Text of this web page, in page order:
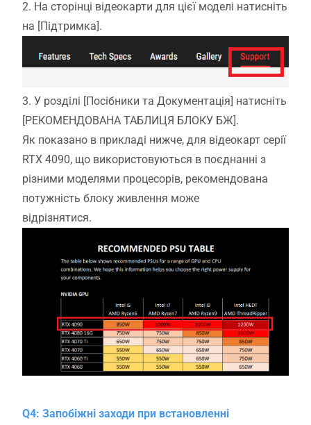
2. На сторінці відеокарти для цієї моделі натисніть
на [Підтримка].
3. У розділі [Посібники та Документація] натисніть
[РЕКОМЕНДОВАНА ТАБЛИЦЯ БЛОКУ БЖ].
Як показано в прикладі нижче, для відеокарт серії
RTX 4090, що використовуються в поєднанні з
різними моделями процесорів, рекомендована
потужність блоку живлення може
відрізнятися.
Q4: Запобіжні заходи при встановленні